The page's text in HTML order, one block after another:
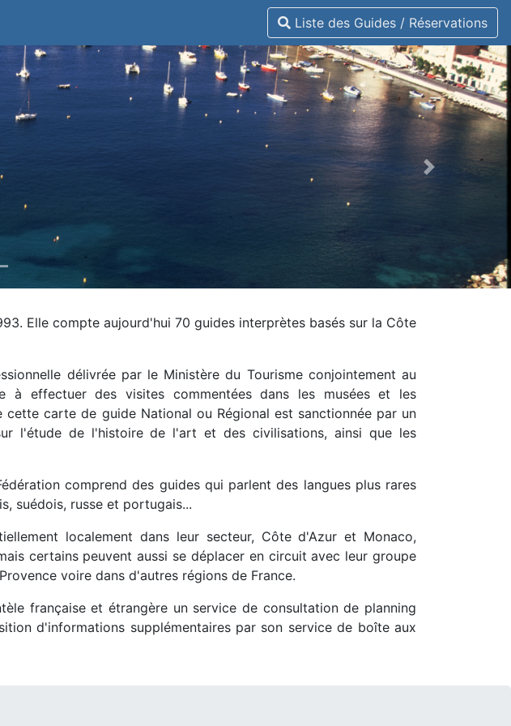
Liste des Guides / Réservations
Elle compte aujourd'hui 70 guides interprètes basés sur la Côte
délivrée par le Ministère du Tourisme conjointement au
à effectuer des visites commentées dans les musées et les
cette carte de guide National ou Régional est sanctionnée par un
l'étude de l'histoire de l'art et des civilisations, ainsi que les
comprend des guides qui parlent des langues plus rares
suédois, russe et portugais...
localement dans leur secteur, Côte d'Azur et Monaco,
certains peuvent aussi se déplacer en circuit avec leur groupe
voire dans d'autres régions de France.
française et étrangère un service de consultation de planning
d'informations supplémentaires par son service de boîte aux